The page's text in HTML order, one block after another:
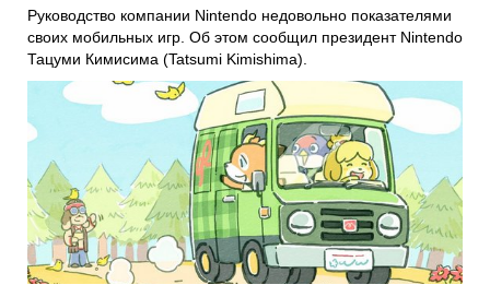
Руководство компании Nintendo недовольно показателями
своих мобильных игр. Об этом сообщил президент Nintendo
Тацуми Кимисима (Tatsumi Kimishima).